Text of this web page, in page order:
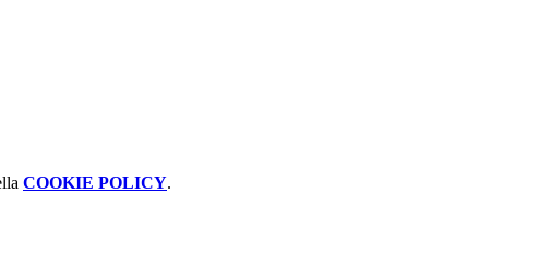
COOKIE POLICY.